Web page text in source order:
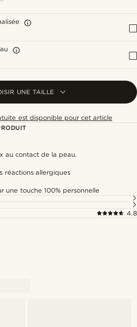
UNE TAILLE
est disponible pour cet article
au contact de la peau.
réactions allergiques
une touche 100% personnelle
4.8